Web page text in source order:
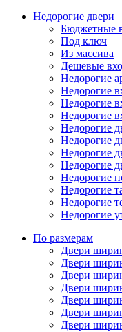
Недорогие двери
Бюджетные
Под ключ
Из массива
Дешевые
Недорогие
Недорогие
Недорогие
Недорогие
Недорогие
Недорогие
Недорогие
Недорогие
Недорогие
Недорогие
Недорогие
Недорогие
По размерам
Двери
Двери
Двери
Двери
Двери
Двери
Двери